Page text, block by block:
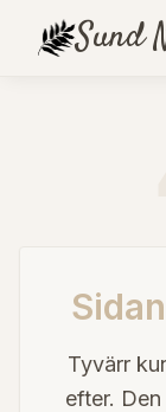
Sund
Tyvärr
efter.